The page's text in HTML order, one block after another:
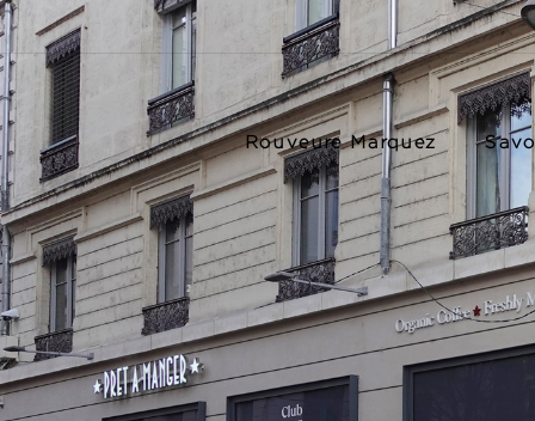
Rouveure Marquez